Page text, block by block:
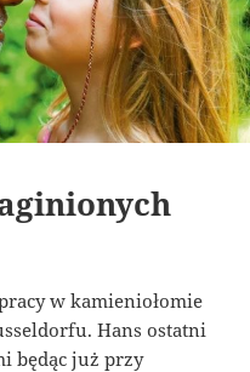
w kamieniołomie
Hans ostatni
będąc już przy